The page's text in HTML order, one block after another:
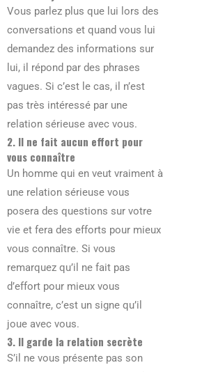
Vous parlez plus que lui lors des
conversations et quand vous lui
demandez des informations sur
lui, il répond par des phrases
vagues. Si c’est le cas, il n’est
pas très intéressé par une
relation sérieuse avec vous.
2. Il ne fait aucun effort pour
vous connaître
Un homme qui en veut vraiment à
une relation sérieuse vous
posera des questions sur votre
vie et fera des efforts pour mieux
vous connaître. Si vous
remarquez qu’il ne fait pas
d’effort pour mieux vous
connaître, c’est un signe qu’il
joue avec vous.
3. Il garde la relation secrète
S’il ne vous présente pas son